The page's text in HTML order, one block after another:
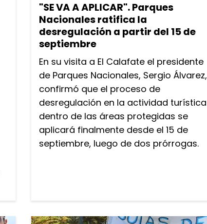
"SE VA A APLICAR". Parques
Nacionales ratifica la
desregulación a partir del 15 de
septiembre
En su visita a El Calafate el presidente
de Parques Nacionales, Sergio Álvarez,
confirmó que el proceso de
desregulación en la actividad turística
dentro de las áreas protegidas se
aplicará finalmente desde el 15 de
septiembre, luego de dos prórrogas.